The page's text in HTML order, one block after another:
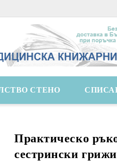
СТЕНО
Практическо
сестрински грижи